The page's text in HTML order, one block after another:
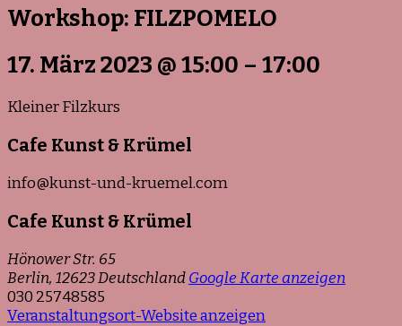
Workshop: FILZPOMELO
17. März 2023 @15:00 – 17:00
Kleiner Filzkurs
Cafe Kunst & Krümel
info@kunst-und-kruemel.com
Cafe Kunst & Krümel
Hönower Str. 65
Berlin, 12623DeutschlandGoogle Karte anzeigen
030 25748585
Veranstaltungsort-Website anzeigen